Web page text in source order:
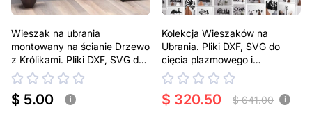
Wieszak na ubrania
montowany na ścianie Drzewo
z Królikami. Pliki DXF, SVG do
cięcia plazmowego i
laserowego
$ 5.00 i
Kolekcja Wieszaków na
Ubrania. Pliki DXF, SVG do
cięcia plazmowego i
laserowego
$ 320.50 $ 641.00 i